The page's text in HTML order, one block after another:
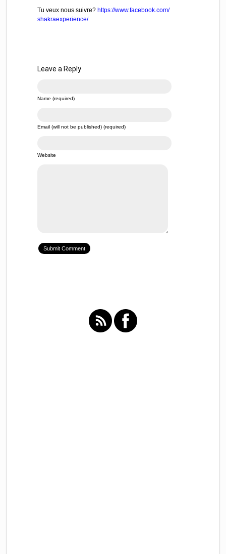
Tu veux nous suivre? https://www.facebook.com/
shakraexperience/
Leave a Reply
Name (required)
Email (will not be published) (required)
Website